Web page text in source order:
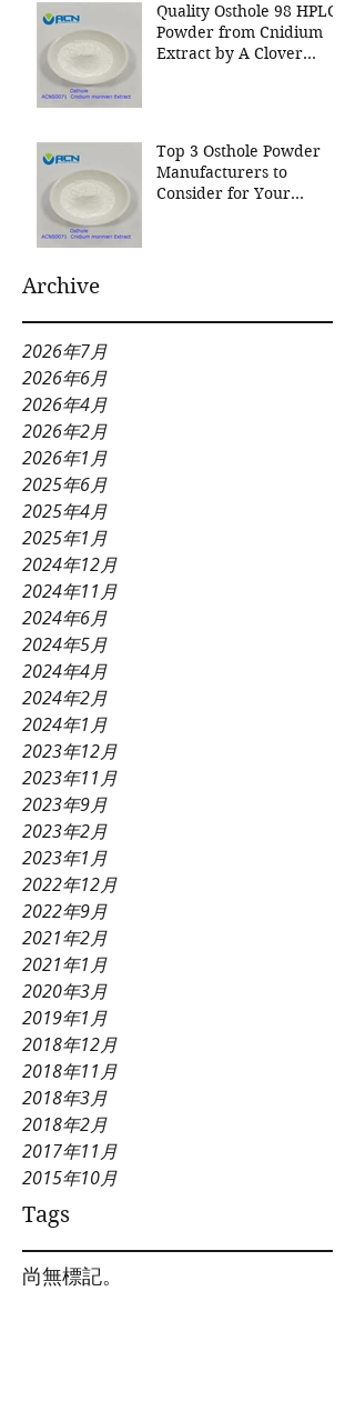
Natural Cosmetics
Ingredients
Quality Osthole 98 HPLC
Powder from Cnidium
Extract by A Clover
Top 3 Osthole Powder
Manufacturers to
Consider for Your
Archive
2026年7月
2026年6月
2026年4月
2026年2月
2026年1月
2025年6月
2025年4月
2025年1月
2024年12月
2024年11月
2024年6月
2024年5月
2024年4月
2024年2月
2024年1月
2023年12月
2023年11月
2023年9月
2023年2月
2023年1月
2022年12月
2022年9月
2021年2月
2021年1月
2020年3月
2019年1月
2018年12月
2018年11月
2018年3月
2018年2月
2017年11月
2015年10月
Tags
尚無標記。